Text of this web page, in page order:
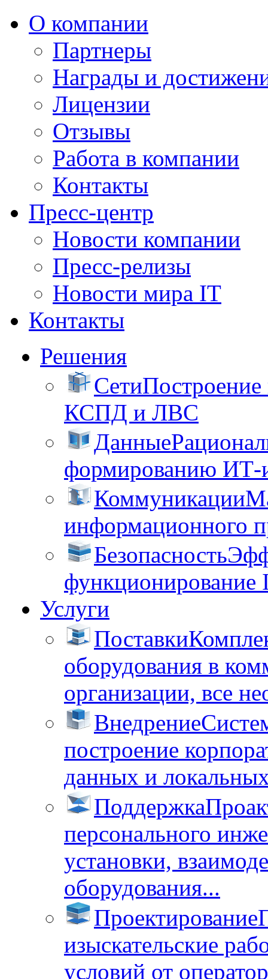
О компании
Партнеры
Награды и
Лицензии
Отзывы
Работа в компании
Контакты
Пресс-центр
Новости компании
Пресс-релизы
Новости мира IT
Контакты
Решения
Сети
КСПД и ЛВС
Данные
формированию ИТ-
Коммуникации
информационного
Безопасность
функционирование
Услуги
Поставки
оборудования в
организации, все
Внедрение
построение
данных и
Поддержка
персонального
установки,
оборудования...
Проектирование
изыскательские
условий от